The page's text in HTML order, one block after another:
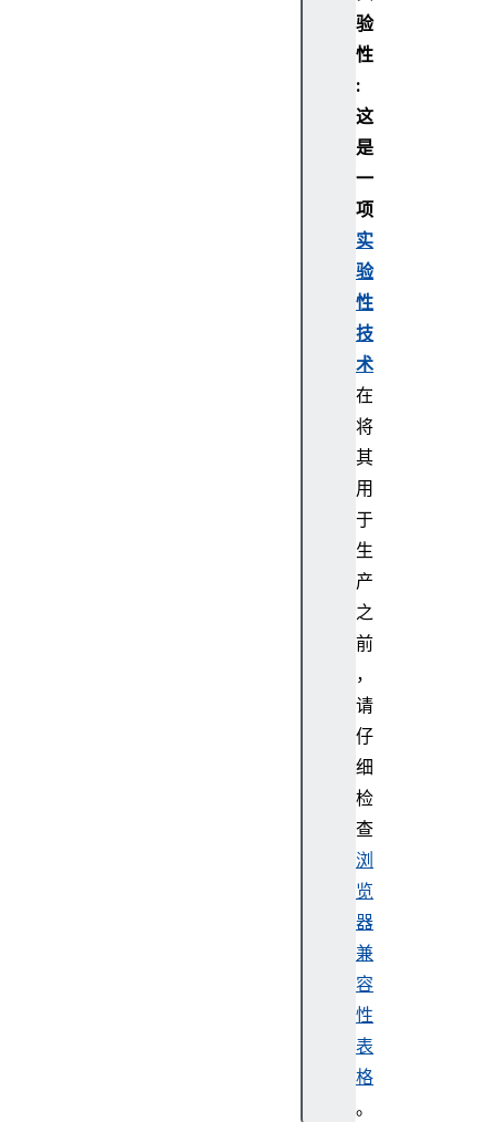
验
性
:
这
是
一
项
实
验
性
技
术
在
将
其
用
于
生
产
之
前
，
请
仔
细
检
查
浏
览
器
兼
容
性
表
格
。